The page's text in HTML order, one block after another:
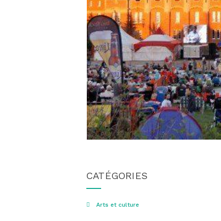
CATÉGORIES
Arts et culture